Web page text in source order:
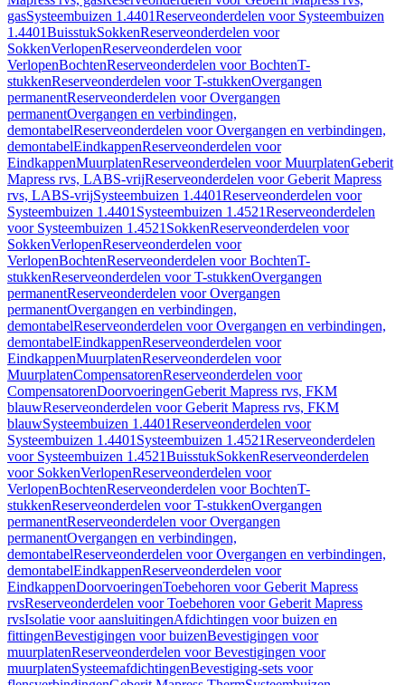
gasSysteembuizen 1.4401Reserveonderdelen voor Systeembuizen
1.4401BuisstukSokkenReserveonderdelen voor
SokkenVerlopenReserveonderdelen voor
VerlopenBochtenReserveonderdelen voor BochtenT-
stukkenReserveonderdelen voor T-stukkenOvergangen
permanentReserveonderdelen voor Overgangen
permanentOvergangen en verbindingen,
demontabelReserveonderdelen voor Overgangen en verbindingen,
demontabelEindkappenReserveonderdelen voor
EindkappenMuurplatenReserveonderdelen voor MuurplatenGeberit
Mapress rvs, LABS-vrijReserveonderdelen voor Geberit Mapress
rvs, LABS-vrijSysteembuizen 1.4401Reserveonderdelen voor
Systeembuizen 1.4401 Systeembuizen 1.4521Reserveonderdelen
voor Systeembuizen 1.4521 SokkenReserveonderdelen voor
SokkenVerlopenReserveonderdelen voor
VerlopenBochtenReserveonderdelen voor BochtenT-
stukkenReserveonderdelen voor T-stukkenOvergangen
permanentReserveonderdelen voor Overgangen
permanentOvergangen en verbindingen,
demontabelReserveonderdelen voor Overgangen en verbindingen,
demontabelEindkappenReserveonderdelen voor
EindkappenMuurplatenReserveonderdelen voor
MuurplatenCompensatorenReserveonderdelen voor
CompensatorenDoorvoeringenGeberit Mapress rvs, FKM
blauwReserveonderdelen voor Geberit Mapress rvs, FKM
blauwSysteembuizen 1.4401Reserveonderdelen voor
Systeembuizen 1.4401 Systeembuizen 1.4521Reserveonderdelen
voor Systeembuizen 1.4521BuisstukSokkenReserveonderdelen
voor SokkenVerlopenReserveonderdelen voor
VerlopenBochtenReserveonderdelen voor BochtenT-
stukkenReserveonderdelen voor T-stukkenOvergangen
permanentReserveonderdelen voor Overgangen
permanentOvergangen en verbindingen,
demontabelReserveonderdelen voor Overgangen en verbindingen,
demontabelEindkappenReserveonderdelen voor
EindkappenDoorvoeringenToebehoren voor Geberit Mapress
rvsReserveonderdelen voor Toebehoren voor Geberit Mapress
rvsIsolatie voor aansluitingenAfdichtingen voor buizen en
fittingenBevestigingen voor buizenBevestigingen voor
muurplatenReserveonderdelen voor Bevestigingen voor
muurplatenSysteemafdichtingenBevestiging-sets voor